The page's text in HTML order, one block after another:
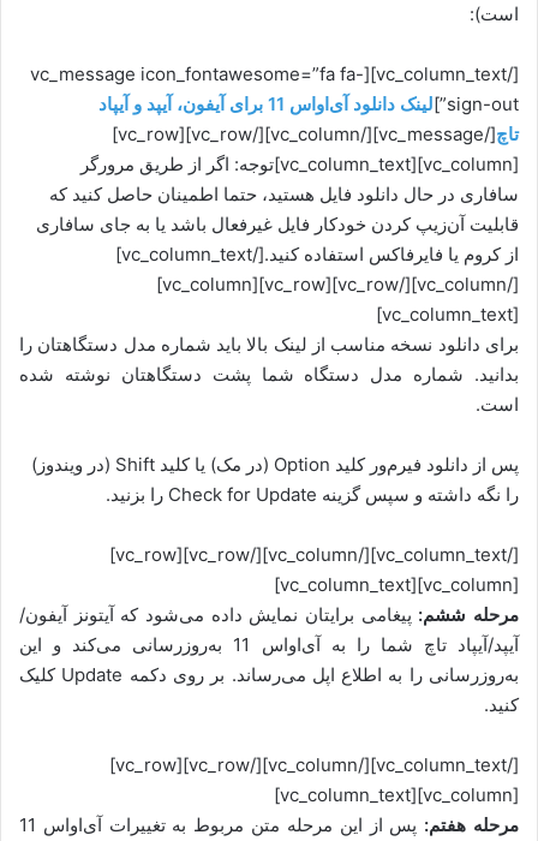
است):
[/vc_column_text][vc_message icon_fontawesome=”fa fa-
sign-out”]
لینک دانلود آی‌او‌اس 11 برای آیفون، آیپد و آیپاد
تاچ
[/vc_message][/vc_column][/vc_row][vc_row]
[vc_column][vc_column_text]توجه: اگر از طریق مرورگر
سافاری در حال دانلود فایل هستید، حتما اطمینان حاصل کنید که
قابلیت آن‌زیپ کردن خودکار فایل غیرفعال باشد یا به جای سافاری
از کروم یا فایرفاکس استفاده کنید.[/vc_column_text]
[/vc_column][/vc_row][vc_row][vc_column]
[vc_column_text]
برای دانلود نسخه مناسب از لینک بالا باید شماره مدل دستگاهتان را
بدانید. شماره مدل دستگاه شما پشت دستگاهتان نوشته شده
است.
پس از دانلود فیرم‌ور کلید Option (در مک) یا کلید Shift (در ویندوز)
را نگه داشته و سپس گزینه Check for Update را بزنید.
[/vc_column_text][/vc_column][/vc_row][vc_row]
[vc_column][vc_column_text]
مرحله ششم: پیغامی برایتان نمایش داده می‌شود که آیتونز آیفون/
آیپد/آیپاد تاچ شما را به آی‌او‌اس 11 به‌روزرسانی می‌کند و این
به‌روزرسانی را به اطلاع اپل می‌رساند. بر روی دکمه Update کلیک
کنید.
[/vc_column_text][/vc_column][/vc_row][vc_row]
[vc_column][vc_column_text]
مرحله هفتم:
پس از این مرحله متن مربوط به تغییرات آی‌او‌اس 11